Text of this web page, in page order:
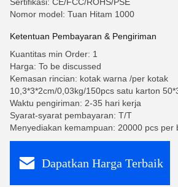
Nomor model: Tuan Hitam 1000
Ketentuan Pembayaran & Pengiriman
Kuantitas min Order: 1
Harga: To be discussed
Kemasan rincian: kotak warna /per kotak
10,3*3*2cm/0,03kg/150pcs satu karton
Waktu pengiriman: 2-35 hari kerja
Syarat-syarat pembayaran: T/T
Menyediakan kemampuan: 20000 pcs per
Dapatkan Harga Terbaik